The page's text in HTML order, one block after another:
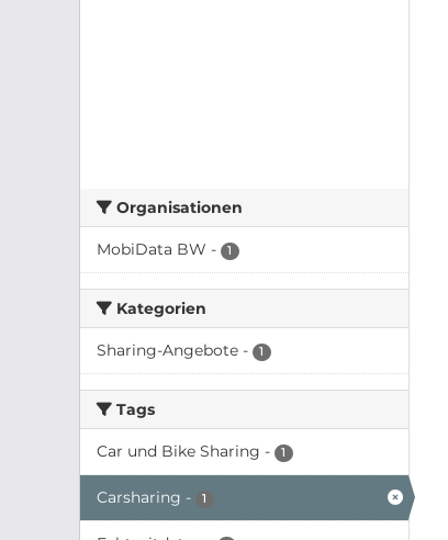
Organisationen
MobiData BW - 1
Kategorien
Sharing-Angebote - 1
Tags
Car und Bike Sharing - 1
Carsharing - 1